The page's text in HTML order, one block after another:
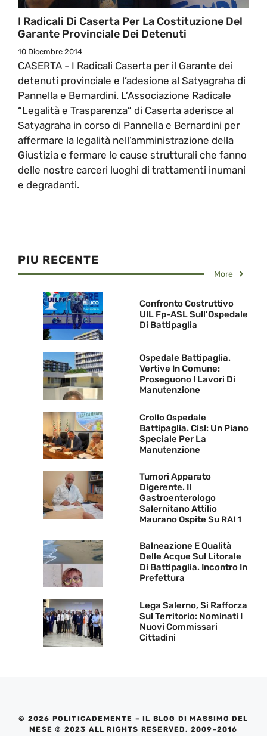
I Radicali Di Caserta Per La Costituzione Del
Garante Provinciale Dei Detenuti
10 Dicembre 2014
CASERTA - I Radicali Caserta per il Garante dei
detenuti provinciale e l’adesione al Satyagraha di
Pannella e Bernardini. L’Associazione Radicale
“Legalità e Trasparenza” di Caserta aderisce al
Satyagraha in corso di Pannella e Bernardini per
affermare la legalità nell’amministrazione della
Giustizia e fermare le cause strutturali che fanno
delle nostre carceri luoghi di trattamenti inumani
e degradanti.
PIU RECENTE
More
Confronto Costruttivo
UIL Fp-ASL Sull’Ospedale
Di Battipaglia
Ospedale Battipaglia.
Vertive In Comune:
Proseguono I Lavori Di
Manutenzione
Crollo Ospedale
Battipaglia. Cisl: Un Piano
Speciale Per La
Manutenzione
Tumori Apparato
Digerente. Il
Gastroenterologo
Salernitano Attilio
Maurano Ospite Su RAI 1
Balneazione E Qualità
Delle Acque Sul Litorale
Di Battipaglia. Incontro In
Prefettura
Lega Salerno, Si Rafforza
Sul Territorio: Nominati I
Nuovi Commissari
Cittadini
© 2026 POLITICADEMENTE – IL BLOG DI MASSIMO DEL
MESE © 2023 ALL RIGHTS RESERVED. 2009-2016